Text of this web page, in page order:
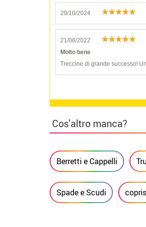
29/10/2024
21/08/2022
Molto bene
Treccine di grande successo!
Cos'altro manca?
Berretti e Cappelli
Spade e Scudi